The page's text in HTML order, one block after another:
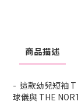
商品描述
- 這款幼兒短袖 T
球儀與 THE